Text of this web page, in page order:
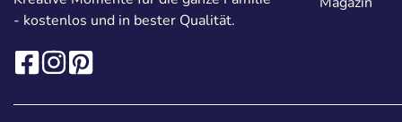
- kostenlos und in bester Qualität.